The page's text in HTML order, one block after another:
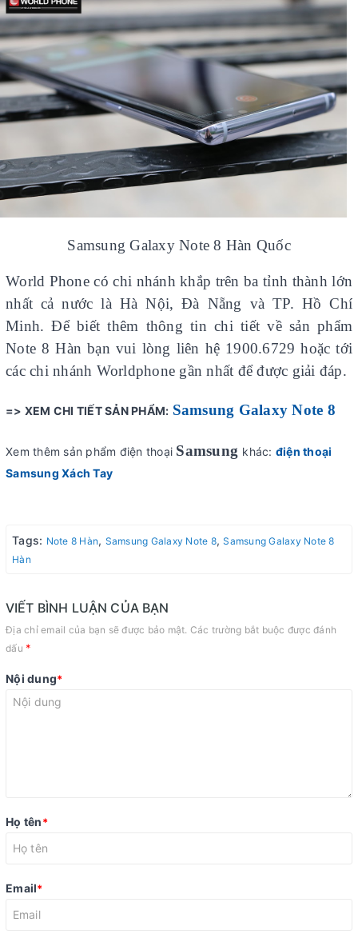
Samsung Galaxy Note 8 Hàn Quốc
World Phone có chi nhánh khắp trên ba tỉnh thành lớn
nhất cả nước là Hà Nội, Đà Nẵng và TP. Hồ Chí
Minh. Để biết thêm thông tin chi tiết về sản phẩm
Note 8 Hàn bạn vui lòng liên hệ 1900.6729 hoặc tới
các chi nhánh Worldphone gần nhất để được giải đáp.
=> XEM CHI TIẾT SẢN PHẨM: Samsung Galaxy Note 8
Xem thêm sản phẩm điện thoại Samsung khác: điện thoại
Samsung Xách Tay
Tags: Note 8 Hàn, Samsung Galaxy Note 8,Samsung Galaxy Note 8
Hàn
VIẾT BÌNH LUẬN CỦA BẠN
Địa chỉ email của bạn sẽ được bảo mật. Các trường bắt buộc được đánh
dấu *
Nội dung*
Họ tên*
Email*